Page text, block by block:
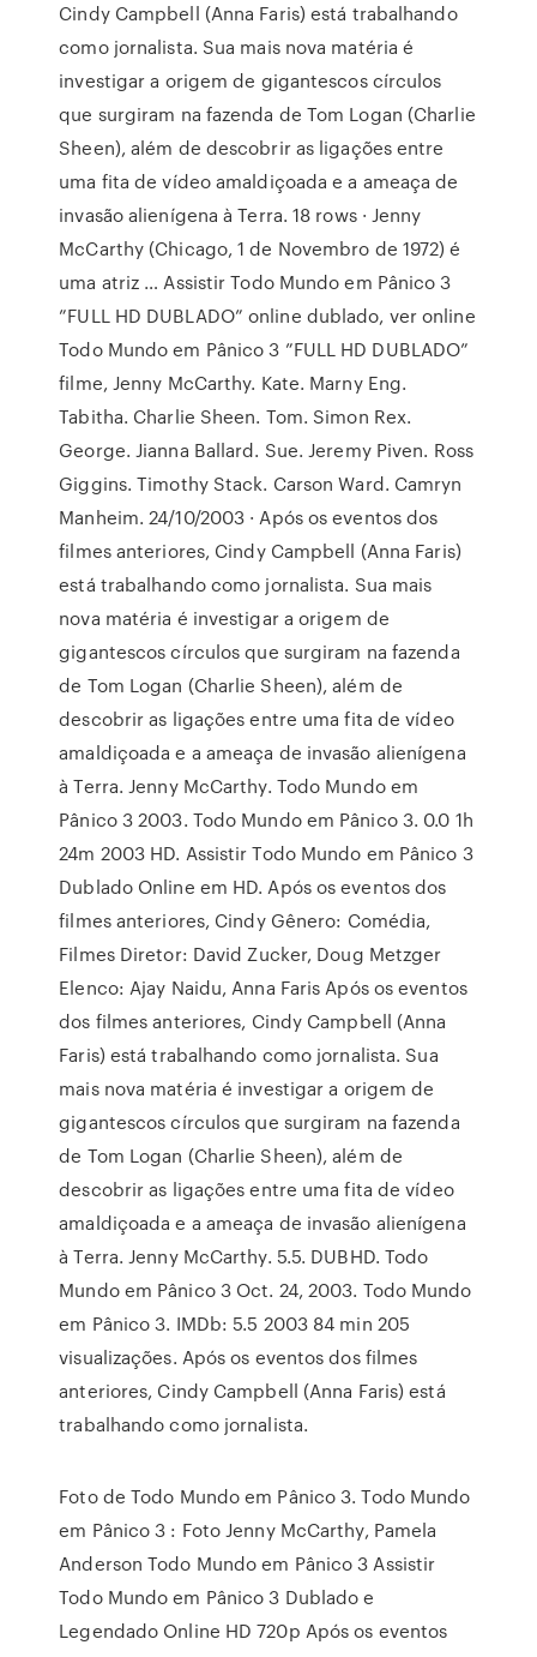
Cindy Campbell (Anna Faris) está trabalhando
como jornalista. Sua mais nova matéria é
investigar a origem de gigantescos círculos
que surgiram na fazenda de Tom Logan (Charlie
Sheen), além de descobrir as ligações entre
uma fita de vídeo amaldiçoada e a ameaça de
invasão alienígena à Terra. 18 rows · Jenny
McCarthy (Chicago, 1 de Novembro de 1972) é
uma atriz … Assistir Todo Mundo em Pânico 3
”FULL HD DUBLADO” online dublado, ver online
Todo Mundo em Pânico 3 ”FULL HD DUBLADO”
filme, Jenny McCarthy. Kate. Marny Eng.
Tabitha. Charlie Sheen. Tom. Simon Rex.
George. Jianna Ballard. Sue. Jeremy Piven. Ross
Giggins. Timothy Stack. Carson Ward. Camryn
Manheim. 24/10/2003 · Após os eventos dos
filmes anteriores, Cindy Campbell (Anna Faris)
está trabalhando como jornalista. Sua mais
nova matéria é investigar a origem de
gigantescos círculos que surgiram na fazenda
de Tom Logan (Charlie Sheen), além de
descobrir as ligações entre uma fita de vídeo
amaldiçoada e a ameaça de invasão alienígena
à Terra. Jenny McCarthy. Todo Mundo em
Pânico 3 2003. Todo Mundo em Pânico 3. 0.0 1h
24m 2003 HD. Assistir Todo Mundo em Pânico 3
Dublado Online em HD. Após os eventos dos
filmes anteriores, Cindy Gênero: Comédia,
Filmes Diretor: David Zucker, Doug Metzger
Elenco: Ajay Naidu, Anna Faris Após os eventos
dos filmes anteriores, Cindy Campbell (Anna
Faris) está trabalhando como jornalista. Sua
mais nova matéria é investigar a origem de
gigantescos círculos que surgiram na fazenda
de Tom Logan (Charlie Sheen), além de
descobrir as ligações entre uma fita de vídeo
amaldiçoada e a ameaça de invasão alienígena
à Terra. Jenny McCarthy. 5.5. DUBHD. Todo
Mundo em Pânico 3 Oct. 24, 2003. Todo Mundo
em Pânico 3. IMDb: 5.5 2003 84 min 205
visualizações. Após os eventos dos filmes
anteriores, Cindy Campbell (Anna Faris) está
trabalhando como jornalista.
Foto de Todo Mundo em Pânico 3. Todo Mundo
em Pânico 3 : Foto Jenny McCarthy, Pamela
Anderson Todo Mundo em Pânico 3 Assistir
Todo Mundo em Pânico 3 Dublado e
Legendado Online HD 720p Após os eventos